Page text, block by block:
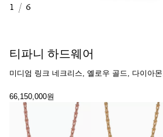
1 / 6
티파니 하드웨어
미디엄 링크 네크리스, 옐로우 골드, 다이아
66,150,000원